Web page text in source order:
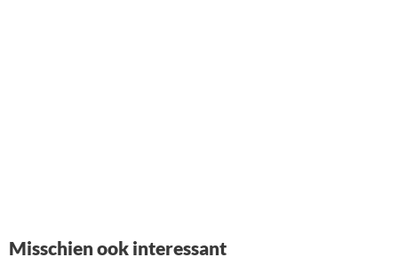
Misschien ook interessant